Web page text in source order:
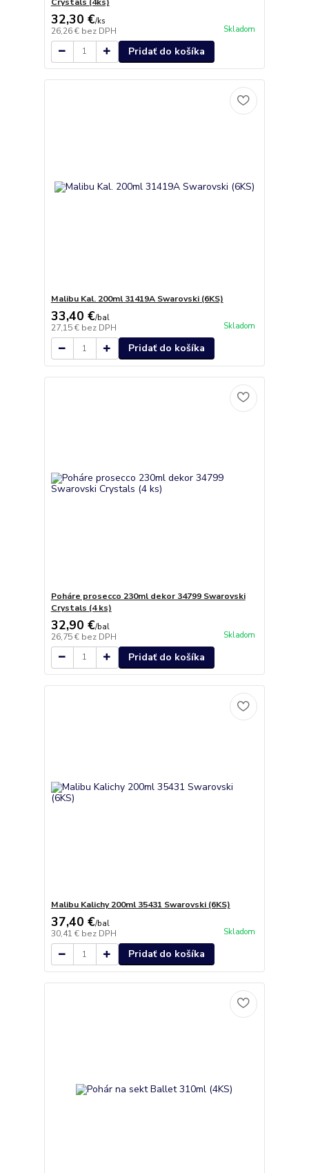
32,30 €/ks
26,26 € bez DPH Skladom
Pridať do košíka
Malibu Kal. 200ml 31419A Swarovski (6KS)
33,40 €/bal
27,15 € bez DPH Skladom
Pridať do košíka
Poháre prosecco 230ml dekor 34799 Swarovski
Crystals (4 ks)
32,90 €/bal
26,75 € bez DPH Skladom
Pridať do košíka
Malibu Kalichy 200ml 35431 Swarovski (6KS)
37,40 €/bal
30,41 € bez DPH Skladom
Pridať do košíka